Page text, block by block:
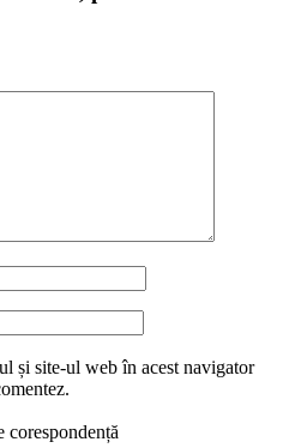
și site-ul web în acest navigator
corespondență